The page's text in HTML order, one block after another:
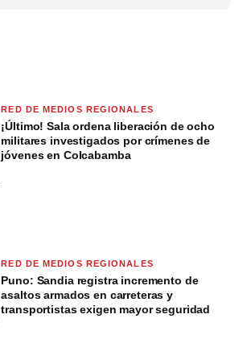
RED DE MEDIOS REGIONALES
¡Último! Sala ordena liberación de ocho
militares investigados por crímenes de
jóvenes en Colcabamba
RED DE MEDIOS REGIONALES
Puno: Sandia registra incremento de
asaltos armados en carreteras y
transportistas exigen mayor seguridad